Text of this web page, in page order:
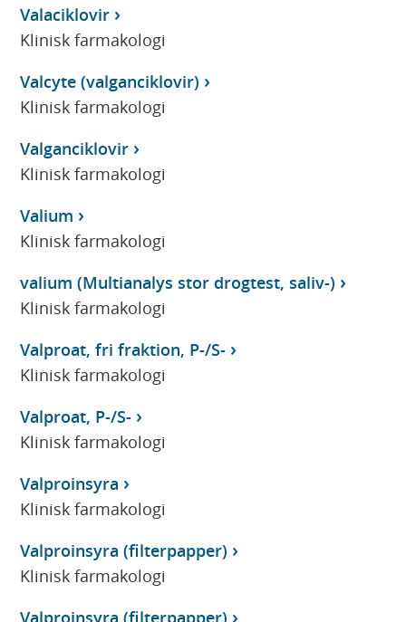
Valaciklovir
Klinisk farmakologi
Valcyte (valganciklovir)
Klinisk farmakologi
Valganciklovir
Klinisk farmakologi
Valium
Klinisk farmakologi
valium (Multianalys stor drogtest, saliv-)
Klinisk farmakologi
Valproat, fri fraktion, P-/S-
Klinisk farmakologi
Valproat, P-/S-
Klinisk farmakologi
Valproinsyra
Klinisk farmakologi
Valproinsyra (filterpapper)
Klinisk farmakologi
Valproinsyra (filterpapper)